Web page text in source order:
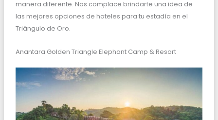
manera diferente. Nos complace brindarte una idea de
las mejores opciones de hoteles para tu estadía en el
Triángulo de Oro.
Anantara Golden Triangle Elephant Camp & Resort